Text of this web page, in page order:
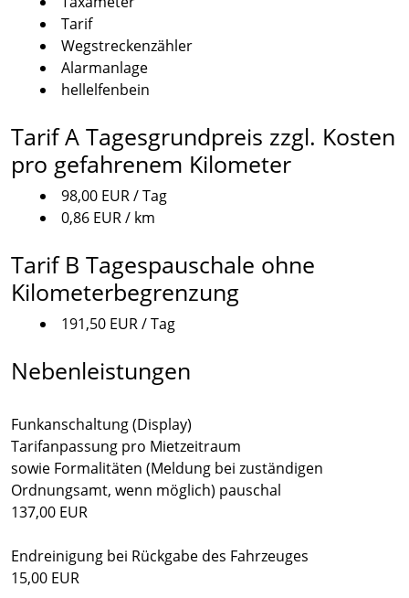
Tarif
Wegstreckenzähler
Alarmanlage
hellelfenbein
Tarif A Tagesgrundpreis zzgl. Kosten
pro gefahrenem Kilometer
98,00 EUR / Tag
0,86 EUR / km
Tarif B Tagespauschale ohne
Kilometerbegrenzung
191,50 EUR / Tag
Nebenleistungen
Funkanschaltung (Display)
Tarifanpassung pro Mietzeitraum
sowie Formalitäten (Meldung bei zuständigen
Ordnungsamt, wenn möglich) pauschal
137,00 EUR
Endreinigung bei Rückgabe des Fahrzeuges
15,00 EUR